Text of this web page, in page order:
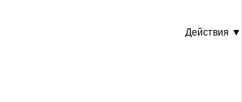
Действия ▼